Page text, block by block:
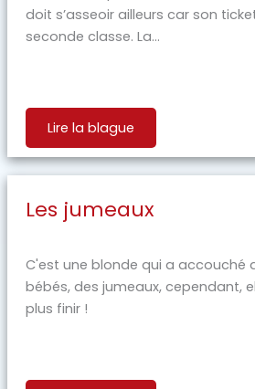
doit s’asseoir ailleurs car son
seconde classe. La...
Lire la blague
Les jumeaux
C'est une blonde qui a accouché
bébés, des jumeaux, cependant,
plus finir !